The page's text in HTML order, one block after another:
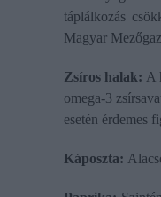
táplálkozás
Magyar
Zsíros halak: A
omega-3
esetén érdemes
Káposzta: